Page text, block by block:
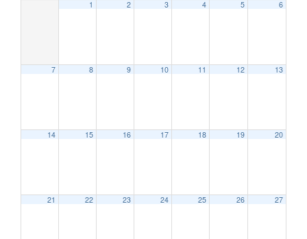
1 2 3 4 5 6
7 8 9 10 11 12 13
14 15 16 17 18 19 20
21 22 23 24 25 26 27
2:00 AM